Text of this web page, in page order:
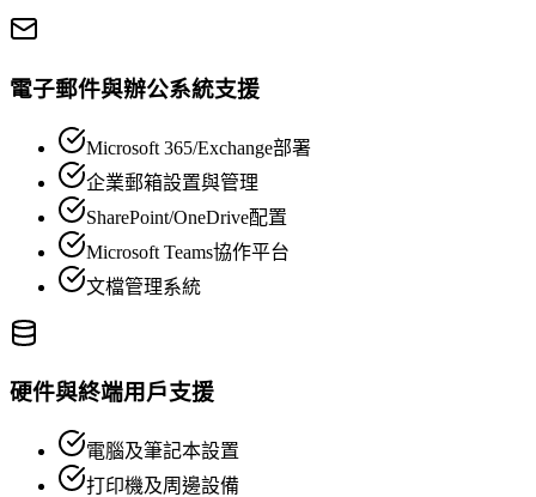
電子郵件與辦公系統支援
Microsoft 365/Exchange部署
企業郵箱設置與管理
SharePoint/OneDrive配置
Microsoft Teams協作平台
文檔管理系統
硬件與終端用戶支援
電腦及筆記本設置
打印機及周邊設備